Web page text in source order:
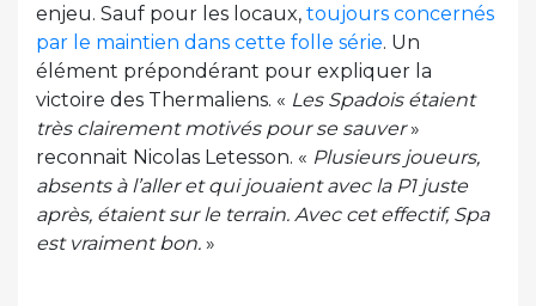
enjeu. Sauf pour les locaux, toujours concernés
par le maintien dans cette folle série. Un
élément prépondérant pour expliquer la
victoire des Thermaliens. « Les Spadois étaient
très clairement motivés pour se sauver»
reconnait Nicolas Letesson. « Plusieurs joueurs,
absents à l’aller et qui jouaient avec la P1 juste
après, étaient sur le terrain. Avec cet effectif, Spa
est vraiment bon. »